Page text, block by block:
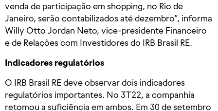
venda de participação em shopping, no Rio de
Janeiro, serão contabilizados até dezembro”, informa
Willy Otto Jordan Neto, vice-presidente Financeiro
e de Relações com Investidores do IRB Brasil RE.
Indicadores regulatórios
O IRB Brasil RE deve observar dois indicadores
regulatórios importantes. No 3T22, a companhia
retomou a suficiência em ambos. Em 30 de setembro